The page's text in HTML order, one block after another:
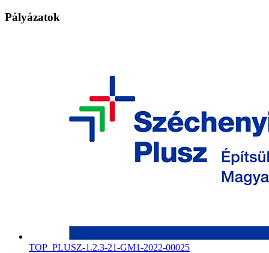
Pályázatok
TOP_PLUSZ-1.2.3-21-GM1-2022-00025